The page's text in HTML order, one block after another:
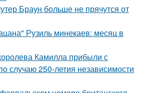
Браун больше не прячутся от
Рузиль минекаев: месяц в
Камилла прибыли с
случаю 250-летия независимости